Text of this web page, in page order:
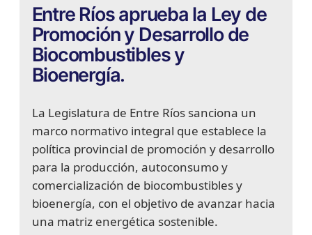
Entre Ríos aprueba la Ley de
Promoción y Desarrollo de
Biocombustibles y
Bioenergía.
La Legislatura de Entre Ríos sanciona un
marco normativo integral que establece la
política provincial de promoción y desarrollo
para la producción, autoconsumo y
comercialización de biocombustibles y
bioenergía, con el objetivo de avanzar hacia
una matriz energética sostenible.